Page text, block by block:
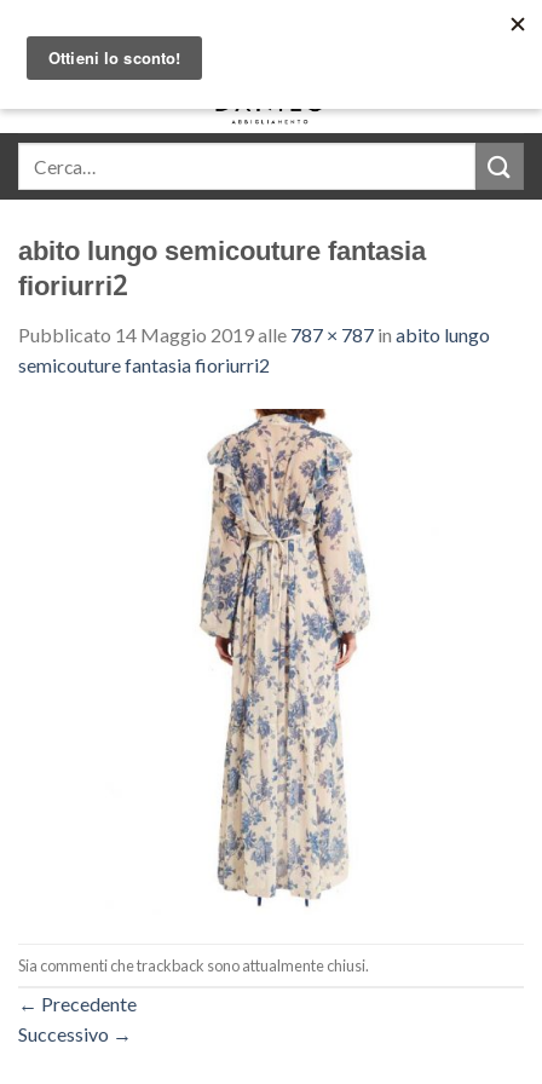
content
abito lungo semicouture fantasia
fioriurri2
Pubblicato 14 Maggio 2019alle 787 × 787 in abito lungo
semicouture fantasia fioriurri2
Sia commenti che trackback sono attualmente chiusi.
← Precedente
Successivo →